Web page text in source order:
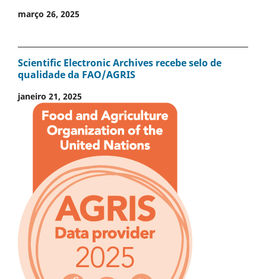
março 26, 2025
Scientific Electronic Archives recebe selo de
qualidade da FAO/AGRIS
janeiro 21, 2025